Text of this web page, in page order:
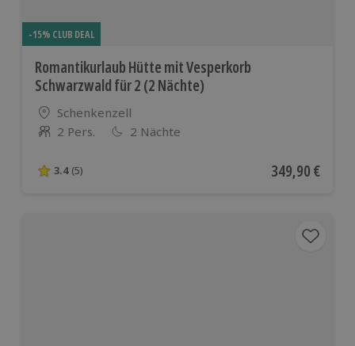
-15% CLUB DEAL
Romantikurlaub Hütte mit Vesperkorb
Schwarzwald für 2 (2 Nächte)
Standort
Schenkenzell
Anzahl der Teilnehmer
2 Pers. 2 Nächte
3.4 von 5 Sternen basierend auf 5 Bewertungen
3.4 (5) Aktueller Preis
349,90 €